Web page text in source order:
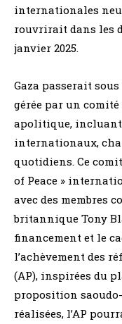
internationales
rouvrirait dans les
janvier 2025.
Gaza passerait
gérée par un
apolitique, incluant
internationaux,
quotidiens. Ce
of Peace »
avec des membres
britannique Tony
financement et le
l’achèvement des
(AP), inspirées du
proposition
réalisées, l’AP